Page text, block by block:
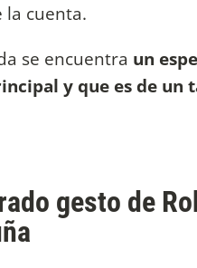
la cuenta.
se encuentra un
y que es de un
gesto de